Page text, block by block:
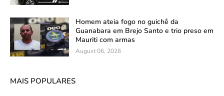
Homem ateia fogo no guichê da
Guanabara em Brejo Santo e trio preso em
Mauriti com armas
August 06, 2026
MAIS POPULARES